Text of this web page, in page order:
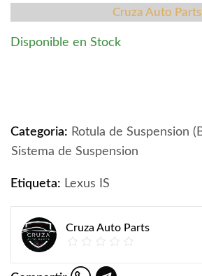
Cruza Auto Parts
Disponible en Stock
Categoria: Rotula de Suspension
Sistema de Suspension
Etiqueta: Lexus IS
Cruza Auto Parts